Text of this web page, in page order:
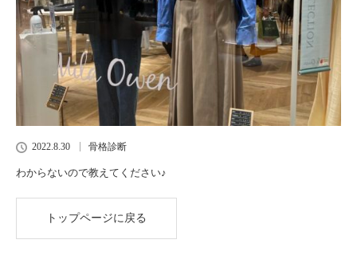
2022.8.30 骨格診断
わからないので教えてください♪
トップページに戻る